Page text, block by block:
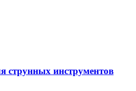
струнных инструментов